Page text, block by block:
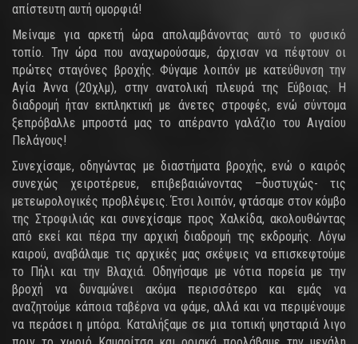
απίστευτη αυτή ομορφιά!
Μείναμε για αρκετή ώρα απολαμβάνοντας αυτό το φυσικό
τοπίο. Την ώρα που αναχωρούσαμε, άρχισαν να πέφτουν οι
πρώτες σταγόνες βροχής. Φύγαμε λοιπόν με κατεύθυνση την
Αγία Άννα (20χλμ), στην ανατολική πλευρά της Εύβοιας. Η
διαδρομή ήταν εκπληκτική με άνετες στροφές, ενώ σύντομα
ξεπρόβαλλε μπροστά μας το απέραντο γαλάζιο του Αιγαίου
Πελάγους!
Συνεχίσαμε, οδηγώντας με διαστήματα βροχής, ενώ ο καιρός
συνεχώς χειροτέρευε, επιβεβαιώνοντας –δυστυχώς- τις
μετεωρολογικές προβλέψεις. Έτσι λοιπόν, φτάσαμε στον κόμβο
της Στροφιλιάς και συνεχίσαμε προς Χαλκίδα, ακολουθώντας
από εκεί και πέρα την αρχική διαδρομή της εκδρομής. Λόγω
καιρού, αναβάλαμε τις αρχικές μας σκέψεις να επισκεφτούμε
το Πήλι και την Βλαχιά. Οδηγήσαμε με νότια πορεία με την
βροχή να δυναμώνει ακόμα περισσότερο και εμάς να
αναζητούμε κάποια ταβέρνα να φάμε, αλλά και να περιμένουμε
να περάσει η μπόρα. Καταλήξαμε σε μια τοπική ψησταριά λιγο